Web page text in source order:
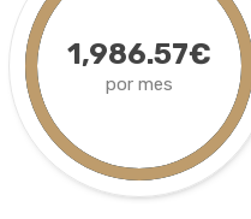
1,986.57€
por mes